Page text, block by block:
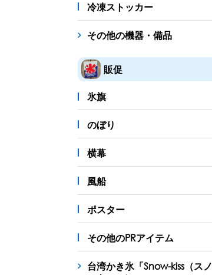
冷凍ストッカー
その他の機器・備品
販促
氷旗
のぼり
横幕
風船
ポスター
その他のPRアイテム
台湾かき氷「Snow-kiss（スノ